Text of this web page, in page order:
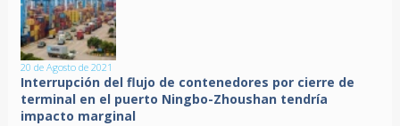
20 de Agosto de 2021
Interrupción del flujo de contenedores por cierre de
terminal en el puerto Ningbo-Zhoushan tendría
impacto marginal